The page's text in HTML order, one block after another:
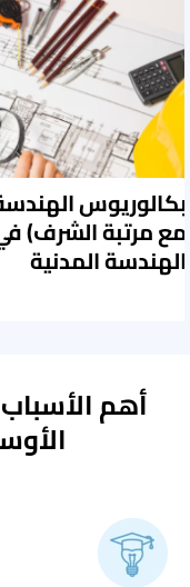
بكالوريوس
مع مرتبة الشرف)
الهندسة المدنية
أهم